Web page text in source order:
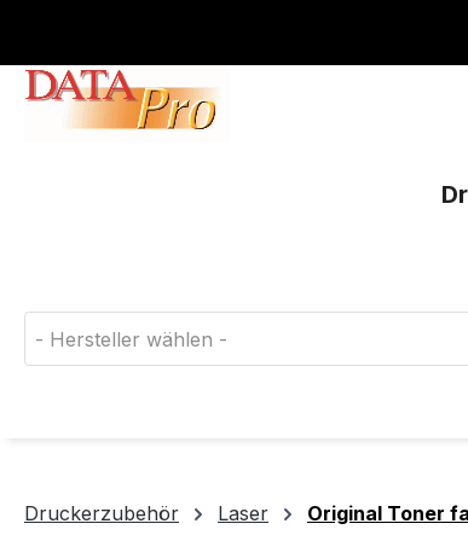
- Hersteller wählen -
Druckerzubehör Laser Original Toner